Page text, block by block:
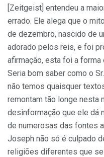
[Zeitgeist] entendeu a
errado. Ele alega que o
de dezembro, nascido de
adorado pelos reis, e foi
afirmação, esta foi a forma
Seria bom saber como o
não temos quaisquer
remontam tão longe nesta
desinformação que ele dá
de numerosas das fontes
Joseph não só é culpado
religiões diferentes que